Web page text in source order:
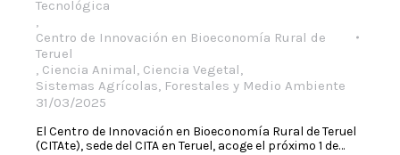
Tecnológica
,
Centro de Innovación en Bioeconomía Rural de
Teruel
, Ciencia Animal, Ciencia Vegetal,
Sistemas Agrícolas, Forestales y Medio Ambiente
31/03/2025
El Centro de Innovación en Bioeconomía Rural de Teruel
(CITAte), sede del CITA en Teruel, acoge el próximo 1 de…